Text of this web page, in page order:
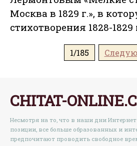
Москва в 1829 г.», в
стихотворения 1828-1829
1/185
CHITAT-
Несмотря на то, что в наши дни
позиции, все больше образованных и
предпочитают проводить свободное